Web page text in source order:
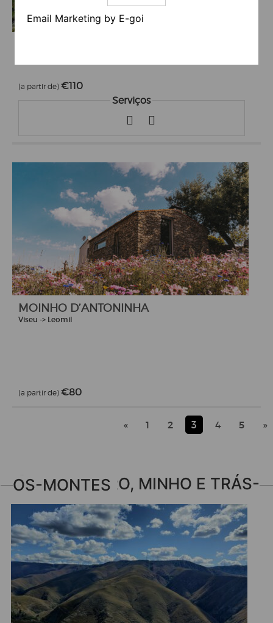
Email Marketing by E-goi
(a partir de) €110
Serviços
MOINHO D’ANTONINHA
Viseu -> Leomil
(a partir de) €80
« 1 2 3 4 5 »
VIVA DOURO, MINHO E TRÁS-OS-MONTES